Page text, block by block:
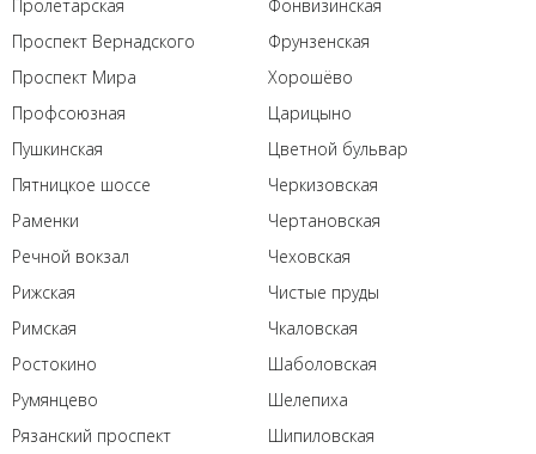
Пролетарская
Проспект Вернадского
Проспект Мира
Профсоюзная
Пушкинская
Пятницкое шоссе
Раменки
Речной вокзал
Рижская
Римская
Ростокино
Румянцево
Рязанский проспект
Фонвизинская
Фрунзенская
Хорошёво
Царицыно
Цветной бульвар
Черкизовская
Чертановская
Чеховская
Чистые пруды
Чкаловская
Шаболовская
Шелепиха
Шипиловская